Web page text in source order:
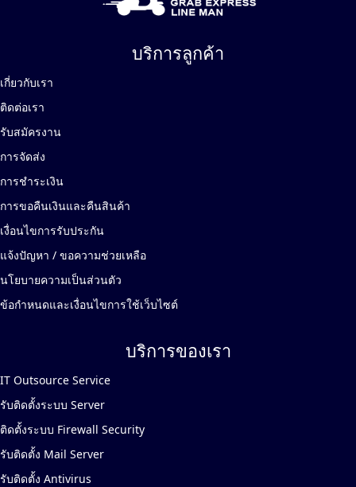
บริการลูกค้า
เกี่ยวกับเรา
ติดต่อเรา
รับสมัครงาน
การจัดส่ง
การชำระเงิน
การขอคืนเงินและคืนสินค้า
เงื่อนไขการรับประกัน
แจ้งปัญหา / ขอความช่วยเหลือ
นโยบายความเป็นส่วนตัว
ข้อกำหนดและเงื่อนไขการใช้เว็บไซต์
บริการของเรา
IT Outsource Service
รับติดตั้งระบบ Server
ติดตั้งระบบ Firewall Security
รับติดตั้ง Mail Server
รับติดตั้ง Antivirus